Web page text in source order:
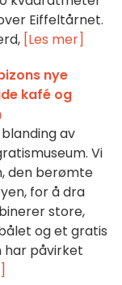
Eiffeltårnet.
[Les mer]
nye
kafé og
blanding av
Vi
den berømte
for å dra
store,
og et gratis
har påvirket